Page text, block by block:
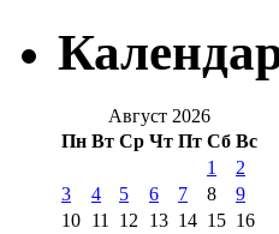
Август 2026
Пн Вт Ср Чт Пт Сб Вс
1
2
3
4 5 6 7 8
9
10 11 12 13 14 15 16